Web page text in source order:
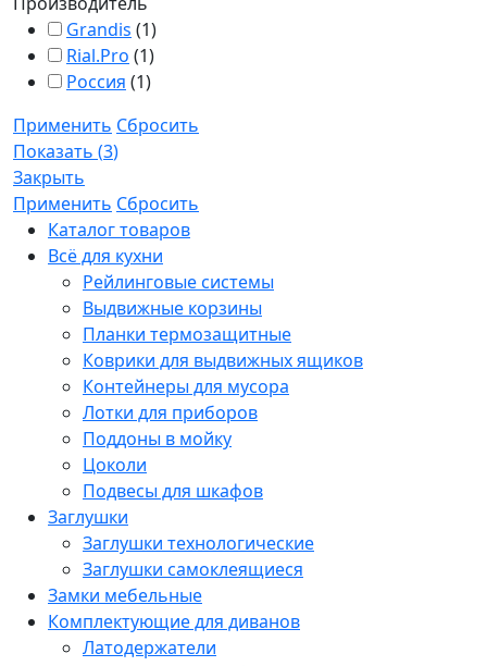
Grandis (1)
Rial.Pro (1)
Россия (1)
Применить Сбросить
Показать (3)
Закрыть
Применить Сбросить
Каталог товаров
Всё для кухни
Рейлинговые системы
Выдвижные корзины
Планки термозащитные
Коврики для выдвижных ящиков
Контейнеры для мусора
Лотки для приборов
Поддоны в мойку
Цоколи
Подвесы для шкафов
Заглушки
Заглушки технологические
Заглушки самоклеящиеся
Замки мебельные
Комплектующие для диванов
Латодержатели